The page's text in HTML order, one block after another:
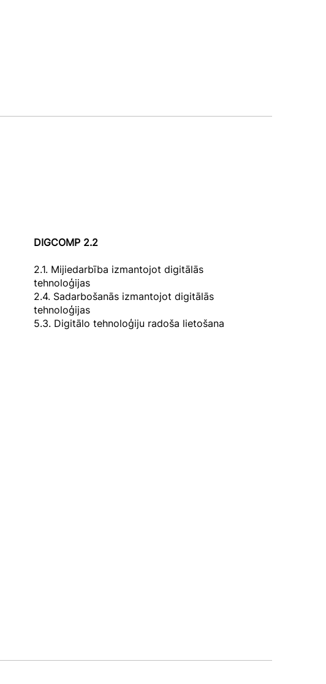
DIGCOMP 2.2
2.1. Mijiedarbība izmantojot digitālās
tehnoloģijas
2.4. Sadarbošanās izmantojot digitālās
tehnoloģijas
5.3. Digitālo tehnoloģiju radoša lietošana